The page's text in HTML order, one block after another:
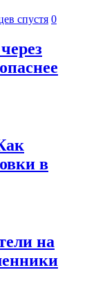
спустя 0
в
на